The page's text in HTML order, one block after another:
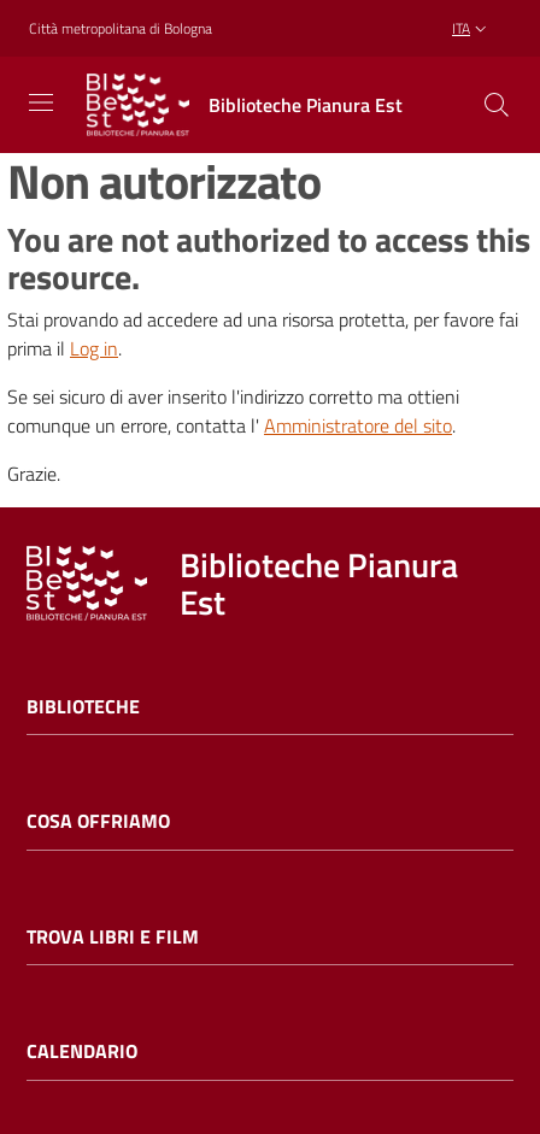
Vai al contenuto
Vai alla navigazione
Vai al footer
Città metropolitana di Bologna ITA
Biblioteche Pianura Est
Biblioteche
Pianura
Est
CONOSCERE,
CREARE,
Biblioteche
Cosa
offriamo
Trova
libri
e
film
Calendario
Non autorizzato
You are not authorized to access this
resource.
Stai provando ad accedere ad una risorsa protetta, per favore fai
prima il Log in.
Se sei sicuro di aver inserito l'indirizzo corretto ma ottieni
comunque un errore, contatta l' Amministratore del sito.
Grazie.
Biblioteche Pianura
Est
BIBLIOTECHE
COSA OFFRIAMO
TROVA LIBRI E FILM
CALENDARIO